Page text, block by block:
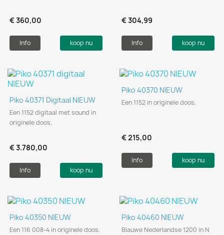
€ 360,00
Info koop nu
€ 304,99
Info koop nu
Piko 40371 Digitaal NIEUW
Een 1152 digitaal met sound in
originele doos.
€ 3.780,00
Info koop nu
Piko 40370 NIEUW
Een 1152 in originele doos.
€ 215,00
Info koop nu
Piko 40350 NIEUW
Een 116 008-4 in originele doos.
Piko 40460 NIEUW
Blauwe Nederlandse 1200 in N